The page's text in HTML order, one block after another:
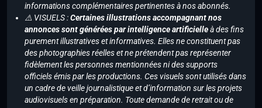
informations complémentaires pertinentes à nos abonnés.
⚠️ VISUELS :Certaines illustrations accompagnant nos
annonces sont générées par intelligence artificielleà des fins
purement illustratives et informatives. Elles ne constituent pas
des photographies réelles et ne prétendent pas représenter
fidèlement les personnes mentionnées ni des supports
officiels émis par les productions. Ces visuels sont utilisés dans
un cadre de veille journalistique et d’information sur les projets
audiovisuels en préparation. Toute demande de retrait ou de